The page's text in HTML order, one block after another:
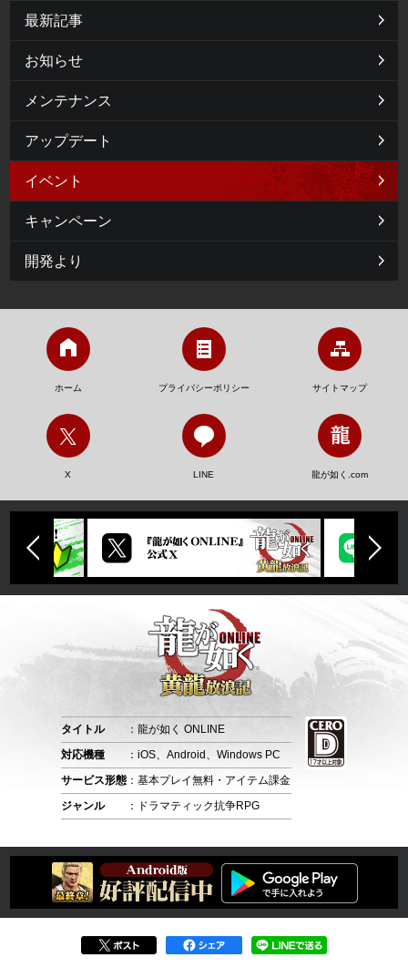
最新記事
お知らせ
メンテナンス
アップデート
イベント
キャンペーン
開発より
ホーム プライバシーポリシー サイトマップ
X LINE 龍が如く.com
タイトル
：龍が如く ONLINE
対応機種
：iOS、Android、Windows PC
サービス形態 ：基本プレイ無料・アイテム課金
ジャンル
：ドラマティック抗争RPG